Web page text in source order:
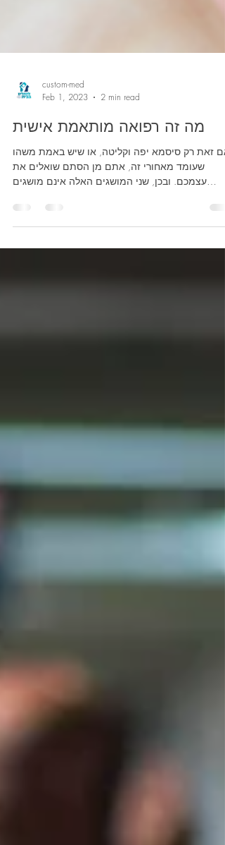
custom-med
Feb 1, 2023
2 min read
מה זה רפואה מותאמת אישית
זאת רק סיסמא יפה וקליטה, או שיש באמת משהו
שעומד מאחורי זה, אתם מן הסתם שואלים את